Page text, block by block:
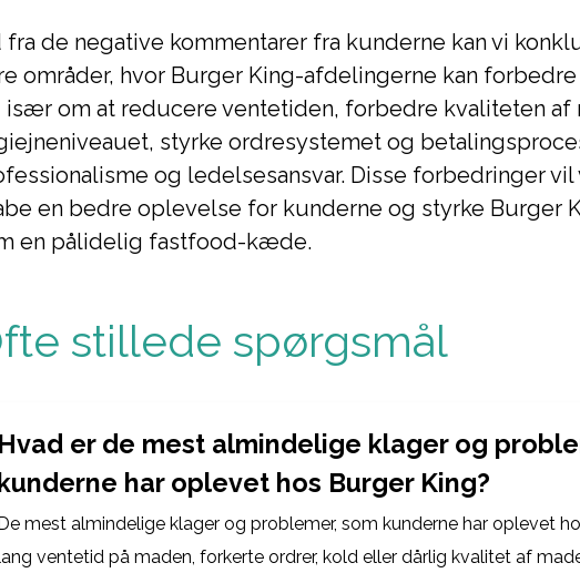
fra de negative kommentarer fra kunderne kan vi
områder, hvor Burger King-afdelingerne kan
især om at reducere ventetiden, forbedre kvaliteten af
styrke ordresystemet og
og ledelsesansvar. Disse forbedringer
en bedre oplevelse for kunderne og styrke Burger
en pålidelig fastfood-kæde.
stillede spørgsmål
Hvad er de mest almindelige klager og
kunderne har oplevet hos Burger King?
mest almindelige klager og problemer, som kunderne har oplevet
ventetid på maden, forkerte ordrer, kold eller dårlig kvalitet af